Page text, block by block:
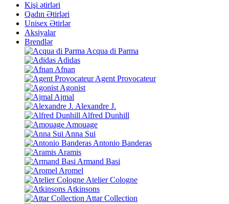
Kişi ətirləri
Qadın Ətirləri
Unisex Ətirlər
Aksiyalar
Brendlər
Acqua di Parma
Adidas
Afnan
Agent Provocateur
Agonist
Ajmal
Alexandre J.
Alfred Dunhill
Amouage
Anna Sui
Antonio Banderas
Aramis
Armand Basi
Aromel
Atelier Cologne
Atkinsons
Attar Collection